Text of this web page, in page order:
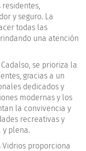
y seguro. La
todas las
una atención
se prioriza la
gracias a un
dedicados y
modernas y los
la convivencia y
recreativas y
y plena.
proporciona